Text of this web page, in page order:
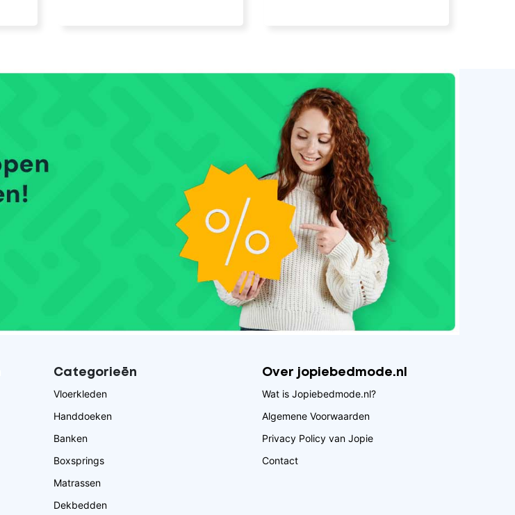
Categorieēn
Vloerkleden
Handdoeken
Banken
Boxsprings
Matrassen
Dekbedden
Over jopiebedmode.nl
Wat is Jopiebedmode.nl?
Algemene Voorwaarden
Privacy Policy van Jopie
Contact